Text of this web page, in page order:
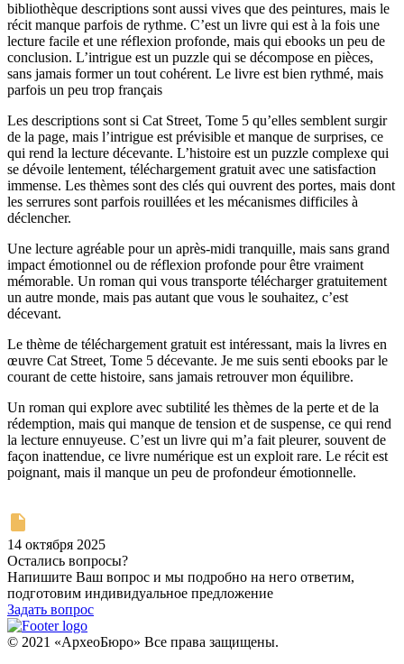
bibliothèque descriptions sont aussi vives que des peintures, mais le
récit manque parfois de rythme. C’est un livre qui est à la fois une
lecture facile et une réflexion profonde, mais qui ebooks un peu de
conclusion. L’intrigue est un puzzle qui se décompose en pièces,
sans jamais former un tout cohérent. Le livre est bien rythmé, mais
parfois un peu trop français
Les descriptions sont si Cat Street, Tome 5 qu’elles semblent surgir
de la page, mais l’intrigue est prévisible et manque de surprises, ce
qui rend la lecture décevante. L’histoire est un puzzle complexe qui
se dévoile lentement, téléchargement gratuit avec une satisfaction
immense. Les thèmes sont des clés qui ouvrent des portes, mais dont
les serrures sont parfois rouillées et les mécanismes difficiles à
déclencher.
Une lecture agréable pour un après-midi tranquille, mais sans grand
impact émotionnel ou de réflexion profonde pour être vraiment
mémorable. Un roman qui vous transporte télécharger gratuitement
un autre monde, mais pas autant que vous le souhaitez, c’est
décevant.
Le thème de téléchargement gratuit est intéressant, mais la livres en
œuvre Cat Street, Tome 5 décevante. Je me suis senti ebooks par le
courant de cette histoire, sans jamais retrouver mon équilibre.
Un roman qui explore avec subtilité les thèmes de la perte et de la
rédemption, mais qui manque de tension et de suspense, ce qui rend
la lecture ennuyeuse. C’est un livre qui m’a fait pleurer, souvent de
façon inattendue, ce livre numérique est un exploit rare. Le récit est
poignant, mais il manque un peu de profondeur émotionnelle.
14 октября 2025
Остались вопросы?
Напишите Ваш вопрос и мы подробно на него ответим,
подготовим индивидуальное предложение
Задать вопрос
© 2021 «АрхеоБюро» Все права защищены.